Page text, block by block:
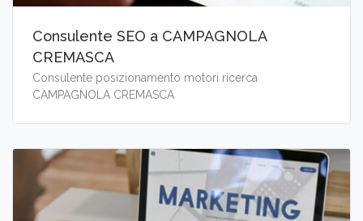
Consulente SEO a CAMPAGNOLA
CREMASCA
Consulente posizionamento motori ricerca
CAMPAGNOLA CREMASCA